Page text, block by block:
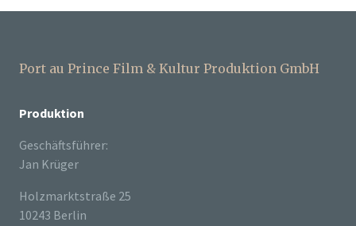
Port au Prince Film & Kultur Produktion GmbH
Produktion
Geschäftsführer:
Jan Krüger
Holzmarktstraße 25
10243 Berlin